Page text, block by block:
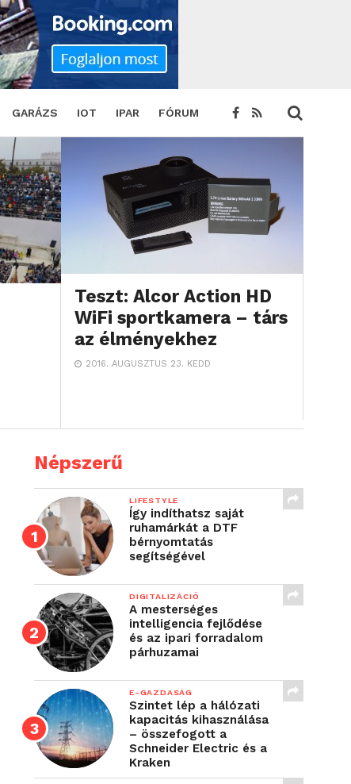
GARÁZS IOT IPAR FÓRUM
Teszt: Alcor Action HD
WiFi sportkamera – társ
az élményekhez
2016. AUGUSZTUS 23. KEDD
Népszerű
LIFESTYLE
Így indíthatsz saját
ruhamárkát a DTF
bérnyomtatás
segítségével
DIGITALIZÁCIÓ
A mesterséges
intelligencia fejlődése
és az ipari forradalom
párhuzamai
E-GAZDASÁG
Szintet lép a hálózati
kapacitás kihasználása
– összefogott a
Schneider Electric és a
Kraken